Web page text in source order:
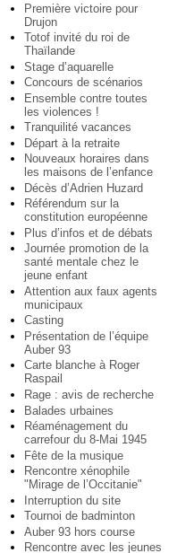
Première victoire pour
Drujon
Totof invité du roi de
Thaïlande
Stage d’aquarelle
Concours de scénarios
Ensemble contre toutes
les violences !
Tranquilité vacances
Départ à la retraite
Nouveaux horaires dans
les maisons de l’enfance
Décès d’Adrien Huzard
Référendum sur la
constitution européenne
Plus d’infos et de débats
Journée promotion de la
santé mentale chez le
jeune enfant
Attention aux faux agents
municipaux
Casting
Présentation de l’équipe
Auber 93
Carte blanche à Roger
Raspail
Rage : avis de recherche
Balades urbaines
Réaménagement du
carrefour du 8-Mai 1945
Fête de la musique
Rencontre xénophile
"Mirage de l’Occitanie"
Interruption du site
Tournoi de badminton
Auber 93 hors course
Rencontre avec les jeunes